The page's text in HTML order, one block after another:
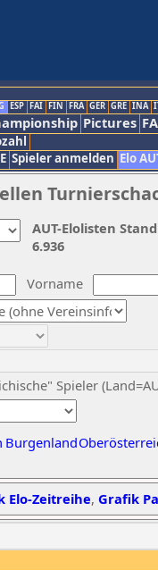
ESP FAI FIN FRA GER GRE INA
Pictures
Spieler anmelden Elo
Vorname
Spieler
Burgenland
AUT-Elolisten
6.936
Elo-Zeitreihe, Grafik